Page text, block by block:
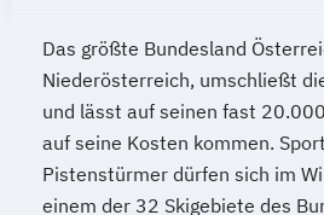
Game Design: Theories &
Game Studies
Game Studies
Game-based Education
Gebäudeautomation
Das größte Bundesland
Niederösterreich, umschließt
und lässt auf seinen fast
auf seine Kosten kommen.
Pistenstürmer dürfen sich im
einem der 32 Skigebiete des